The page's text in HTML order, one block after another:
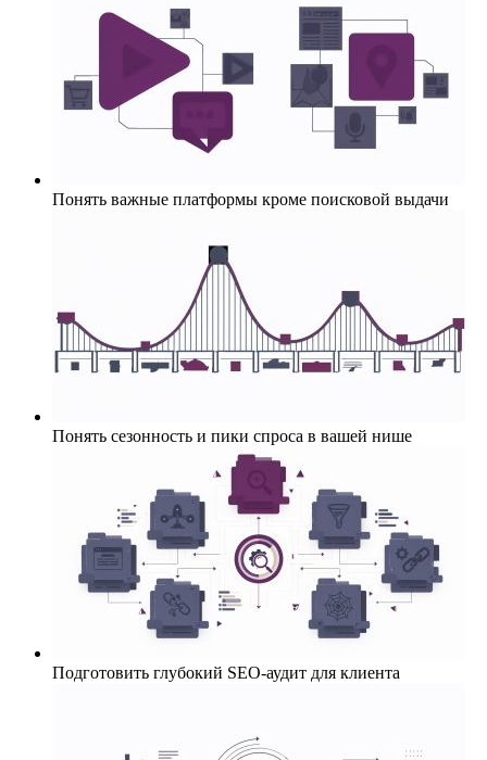
Понять важные платформы кроме поисковой выдачи
Понять сезонность и пики спроса в вашей нише
Подготовить глубокий SEO-аудит для клиента